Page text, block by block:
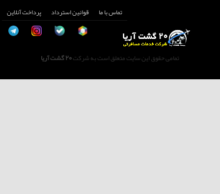
تماس با ما قوانین استرداد پرداخت آنلاین
تمامی حقوق این سایت متعلق است به شرکت20 گشت آریا